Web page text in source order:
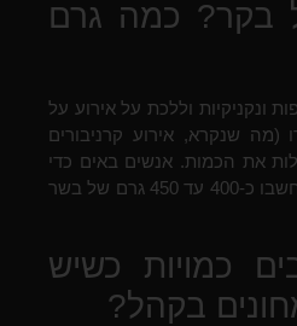
בקר? כמה גרם
ונקניקיות וללכת על אירוע על
(מה שנקרא, אירוע קרניבורים
את הכמות. אנשים באים כדי
לאכול בשר. במקרה כזה, חשבו כ-400 עד 450 גרם של בשר
כמויות כשיש
בקהל?